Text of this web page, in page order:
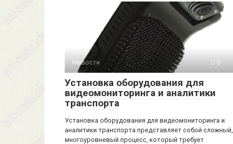
Новости 0
Установка оборудования для
видеомониторинга и аналитики
транспорта
Установка оборудования для видеомониторинга и
аналитики транспорта представляет собой сложный,
многоуровневый процесс, который требует